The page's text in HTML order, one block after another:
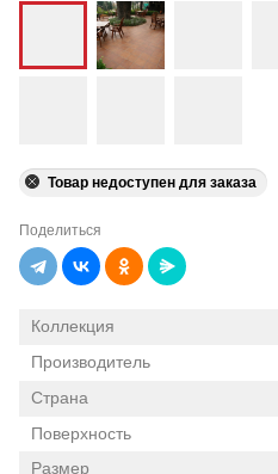
Товар недоступен для заказа
Поделиться
Коллекция
Производитель
Страна
Поверхность
Размер